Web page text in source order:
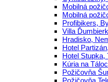
Mobilná
Mobilná
Profibikers,
Villa
Hradisko,
Hotel
Hotel Stupka,
Kúria na
Požičovňa
Požičovňa